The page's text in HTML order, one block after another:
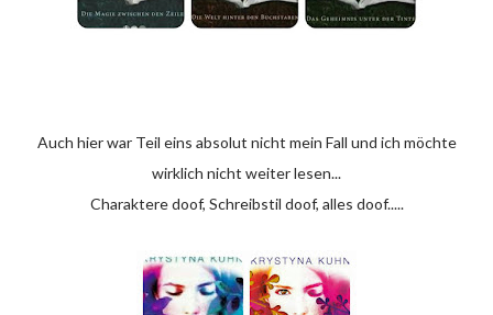
Auch hier war Teil eins absolut nicht mein Fall und ich möchte
wirklich nicht weiter lesen...
Charaktere doof, Schreibstil doof, alles doof.....